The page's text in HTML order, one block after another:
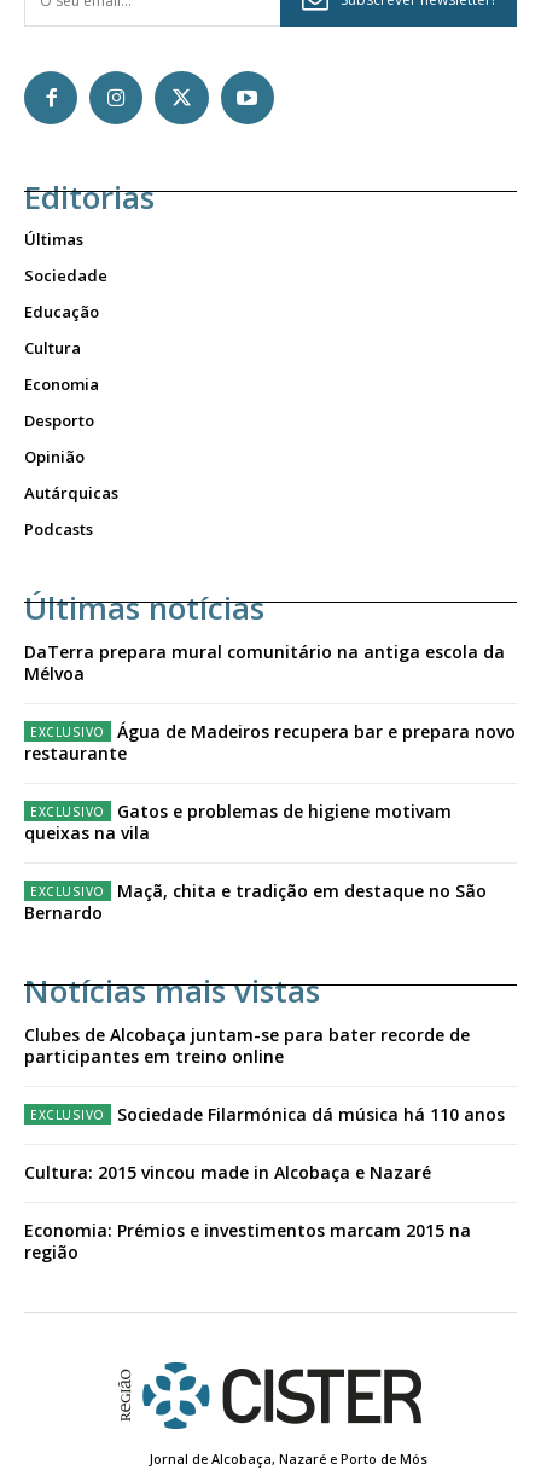
Editorias
Últimas
Sociedade
Educação
Cultura
Economia
Desporto
Opinião
Autárquicas
Podcasts
Últimas notícias
DaTerra prepara mural comunitário na antiga escola da
Mélvoa
Água de Madeiros recupera bar e prepara novo
restaurante
Gatos e problemas de higiene motivam
queixas na vila
Maçã, chita e tradição em destaque no São
Bernardo
Notícias mais vistas
Clubes de Alcobaça juntam-se para bater recorde de
participantes em treino online
Sociedade Filarmónica dá música há 110 anos
Cultura: 2015 vincou made in Alcobaça e Nazaré
Economia: Prémios e investimentos marcam 2015 na
região
Jornal de Alcobaça, Nazaré e Porto de Mós